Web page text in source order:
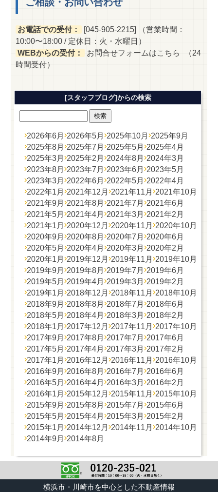
お電話での受付：
[045-905-2215] （営業時間：
10:00〜18:00 / 定休日：火・水曜日）
WEBからの受付：
お問合せフォームはこちら
（24
時間受付）
[スタッフブログ]からの検索
2026年6月 2026年5月 2025年10月 2025年9月
2025年8月 2025年7月 2025年5月 2025年4月
2025年3月 2025年2月 2024年8月 2024年3月
2023年8月 2023年7月 2023年6月 2023年5月
2023年3月 2022年6月 2022年5月 2022年4月
2022年1月 2021年12月 2021年11月 2021年10月
2021年9月 2021年8月 2021年7月 2021年6月
2021年5月 2021年4月 2021年3月 2021年2月
2021年1月 2020年12月 2020年11月 2020年10月
2020年9月 2020年8月 2020年7月 2020年6月
2020年5月 2020年4月 2020年3月 2020年2月
2020年1月 2019年12月 2019年11月 2019年10月
2019年9月 2019年8月 2019年7月 2019年6月
2019年5月 2019年4月 2019年3月 2019年2月
2019年1月 2018年12月 2018年11月 2018年10月
2018年9月 2018年8月 2018年7月 2018年6月
2018年5月 2018年4月 2018年3月 2018年2月
2018年1月 2017年12月 2017年11月 2017年10月
2017年9月 2017年8月 2017年7月 2017年6月
2017年5月 2017年4月 2017年3月 2017年2月
2017年1月 2016年12月 2016年11月 2016年10月
2016年9月 2016年8月 2016年7月 2016年6月
2016年5月 2016年4月 2016年3月 2016年2月
2016年1月 2015年12月 2015年11月 2015年10月
2015年9月 2015年8月 2015年7月 2015年6月
2015年5月 2015年4月 2015年3月 2015年2月
2015年1月 2014年12月 2014年11月 2014年10月
2014年9月 2014年8月
横浜市・川崎市を中心とした不動産情報